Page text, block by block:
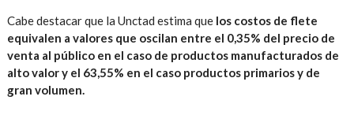
Cabe destacar que la Unctad estima que los costos de flete
equivalen a valores que oscilan entre el 0,35% del precio de
venta al público en el caso de productos manufacturados de
alto valor y el 63,55% en el caso productos primarios y de
gran volumen.